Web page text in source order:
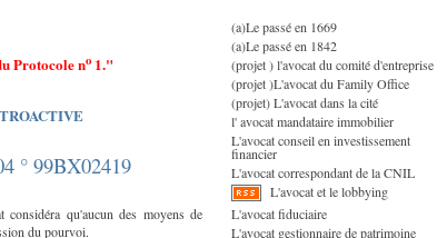
(a)Le passé en 1669
(a)Le passé en 1842
(projet ) l'avocat du comité d'entreprise
(projet )L'avocat du Family Office
(projet) L'avocat dans la cité
l' avocat mandataire immobilier
L'avocat conseil en investissement
financier
L'avocat correspondant de la CNIL
L'avocat et le lobbying
L'avocat fiduciaire
L'avocat gestionnaire de patrimoine
Protocole no1."
° 99BX02419
qu'aucun des moyens de
du pourvoi.